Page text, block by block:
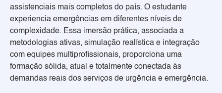
assistenciais mais completos do país. O estudante
experiencia emergências em diferentes níveis de
complexidade. Essa imersão prática, associada a
metodologias ativas, simulação realística e integração
com equipes multiprofissionais, proporciona uma
formação sólida, atual e totalmente conectada às
demandas reais dos serviços de urgência e emergência.